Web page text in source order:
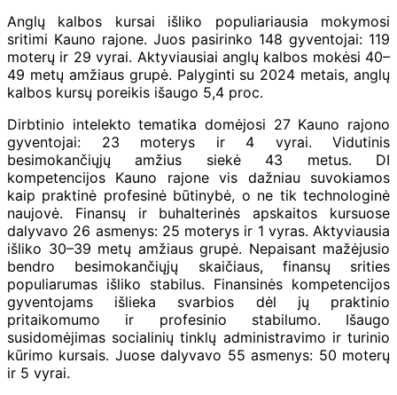
Anglų kalbos kursai išliko populiariausia mokymosi
sritimi Kauno rajone. Juos pasirinko 148 gyventojai: 119
moterų ir 29 vyrai. Aktyviausiai anglų kalbos mokėsi 40–
49 metų amžiaus grupė. Palyginti su 2024 metais, anglų
kalbos kursų poreikis išaugo 5,4 proc.
Dirbtinio intelekto tematika domėjosi 27 Kauno rajono
gyventojai: 23 moterys ir 4 vyrai. Vidutinis
besimokančiųjų amžius siekė 43 metus. DI
kompetencijos Kauno rajone vis dažniau suvokiamos
kaip praktinė profesinė būtinybė, o ne tik technologinė
naujovė. Finansų ir buhalterinės apskaitos kursuose
dalyvavo 26 asmenys: 25 moterys ir 1 vyras. Aktyviausia
išliko 30–39 metų amžiaus grupė. Nepaisant mažėjusio
bendro besimokančiųjų skaičiaus, finansų srities
populiarumas išliko stabilus. Finansinės kompetencijos
gyventojams išlieka svarbios dėl jų praktinio
pritaikomumo ir profesinio stabilumo. Išaugo
susidomėjimas socialinių tinklų administravimo ir turinio
kūrimo kursais. Juose dalyvavo 55 asmenys: 50 moterų
ir 5 vyrai.